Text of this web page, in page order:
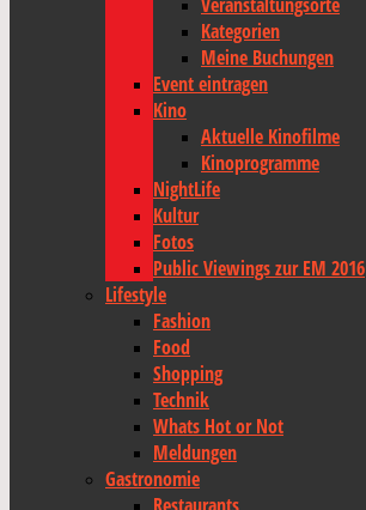
Kategorien
Meine Buchungen
Event eintragen
Kino
Aktuelle Kinofilme
Kinoprogramme
NightLife
Kultur
Fotos
Public Viewings zur EM 2016
Lifestyle
Fashion
Food
Shopping
Technik
Whats Hot or Not
Meldungen
Gastronomie